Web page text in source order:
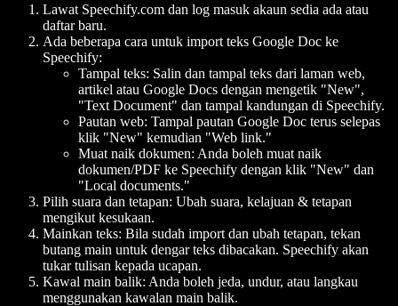
Lawat Speechify.com dan log masuk akaun sedia ada atau
daftar baru.
Ada beberapa cara untuk import teks Google Doc ke
Speechify:
Tampal teks: Salin dan tampal teks dari laman web,
artikel atau Google Docs dengan mengetik "New",
"Text Document" dan tampal kandungan di Speechify.
Pautan web: Tampal pautan Google Doc terus selepas
klik "New" kemudian "Web link."
Muat naik dokumen: Anda boleh muat naik
dokumen/PDF ke Speechify dengan klik "New" dan
"Local documents."
Pilih suara dan tetapan: Ubah suara, kelajuan & tetapan
mengikut kesukaan.
Mainkan teks: Bila sudah import dan ubah tetapan, tekan
butang main untuk dengar teks dibacakan. Speechify akan
tukar tulisan kepada ucapan.
Kawal main balik: Anda boleh jeda, undur, atau langkau
menggunakan kawalan main balik.